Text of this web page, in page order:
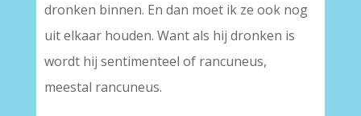
dronken binnen. En dan moet ik ze ook nog
uit elkaar houden. Want als hij dronken is
wordt hij sentimenteel of rancuneus,
meestal rancuneus.